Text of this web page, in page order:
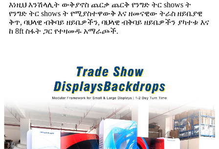
እነዚህ እንሽላሊት ውቅያኖስ ጨርቃ ጨርቅ የንግድ ትር shows ት
የንግድ ትር shows ት የሚያስተዋውቅ እና ዘመናዊው ትራስ ዘይቤያዊ
ቅጥ, ባህላዊ ብቅባይ ዘይቤዎችን, ባህላዊ ብቅባይ ዘይቤዎችን ያካተቱ እና
ከ 8ft ስፋት ጋር የተዛመዱ አማራጮች.